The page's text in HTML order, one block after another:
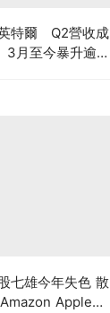
特爾 Q2營收成
3月至今暴升逾2
七雄今年失色 散
Apple誰